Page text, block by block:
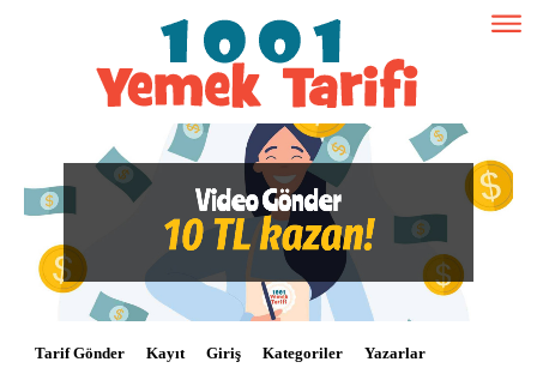
Tarif Gönder Kayıt Giriş Kategoriler Yazarlar